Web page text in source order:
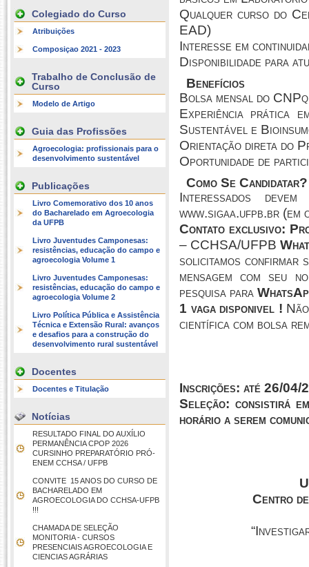
Colegiado do Curso
Atribuições
Composiçao 2021 - 2023
Trabalho de Conclusão de
Curso
Modelo de Artigo
Guia das Profissões
Agroecologia: profissionais para o
desenvolvimento sustentável
Publicações
Livro Comemorativo dos 10 anos
do Bacharelado em Agroecologia
da UFPB
Livro Juventudes Camponesas:
resistências, educação do campo e
agroecologia Volume 1
Livro Juventudes Camponesas:
resistências, educação do campo e
agroecologia Volume 2
Livro Política Pública e Assistência
Técnica e Extensão Rural: avanços
e desafios para a construção do
desenvolvimento rural sustentável
Docentes
Docentes e Titulação
Notícias
RESULTADO FINAL DO AUXÍLIO
PERMANÊNCIA CPOP 2026
CURSINHO PREPARATÓRIO PRÓ-
ENEM CCHSA / UFPB
CONVITE  15 ANOS DO CURSO DE
BACHARELADO EM
AGROECOLOGIA DO CCHSA-UFPB
!!!
CHAMADA DE SELEÇÃO
MONITORIA - CURSOS
PRESENCIAIS AGROECOLOGIA E
CIENCIAS AGRÁRIAS
Qualquer curso do
EAD)
Interesse em
Disponibilidade para
Benefícios
Bolsa mensal do
Experiência prática
Sustentável e
Orientação direta do
Oportunidade de
Como Se Candidatar?
Interessados
www.sigaa.ufpb.br
Contato exclusivo:
– CCHSA/UFPB
solicitamos confirmar
mensagem com seu
pesquisa para
1 vaga disponivel !
científica com bolsa
Inscrições: até 26/04/
Seleção: consistirá
horário a serem
Centro